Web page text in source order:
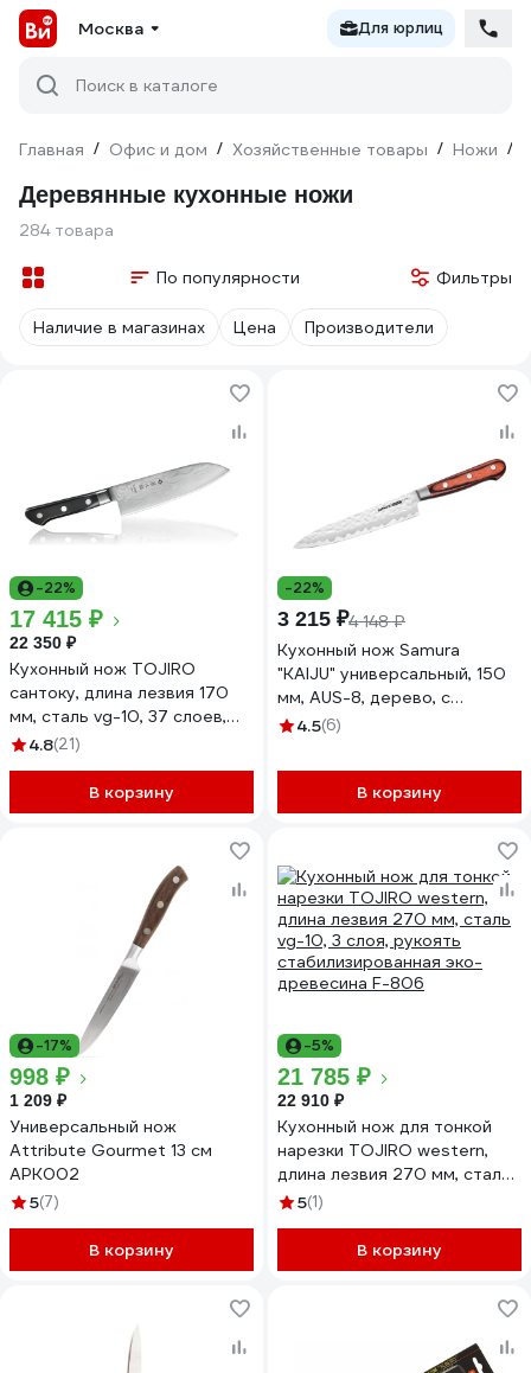
Москва Для юрлиц
Поиск в каталоге
Главная / Офис и дом / Хозяйственные товары / Ножи /
Деревянные кухонные ножи
284 товара
По популярности Фильтры
Наличие в магазинах Цена Производители
-22%
17 415 ₽
22 350 ₽
Кухонный нож TOJIRO
сантоку, длина лезвия 170
мм, сталь vg-10, 37 слоев,
рукоять стабилизированная
4.8(21)
В корзину
-22%
3 215 ₽4 148 ₽
Кухонный нож Samura
"KAIJU" универсальный, 150
мм, AUS-8, дерево, с
больстером SKJ-0023B/K
4.5(6)
В корзину
-17%
998 ₽
1 209 ₽
Универсальный нож
Attribute Gourmet 13 см
APK002
5(7)
В корзину
-5%
21 785 ₽
22 910 ₽
Кухонный нож для тонкой
нарезки TOJIRO western,
длина лезвия 270 мм, сталь
vg-10, 3 слоя, рукоять
древесина F-806
5(1)
В корзину